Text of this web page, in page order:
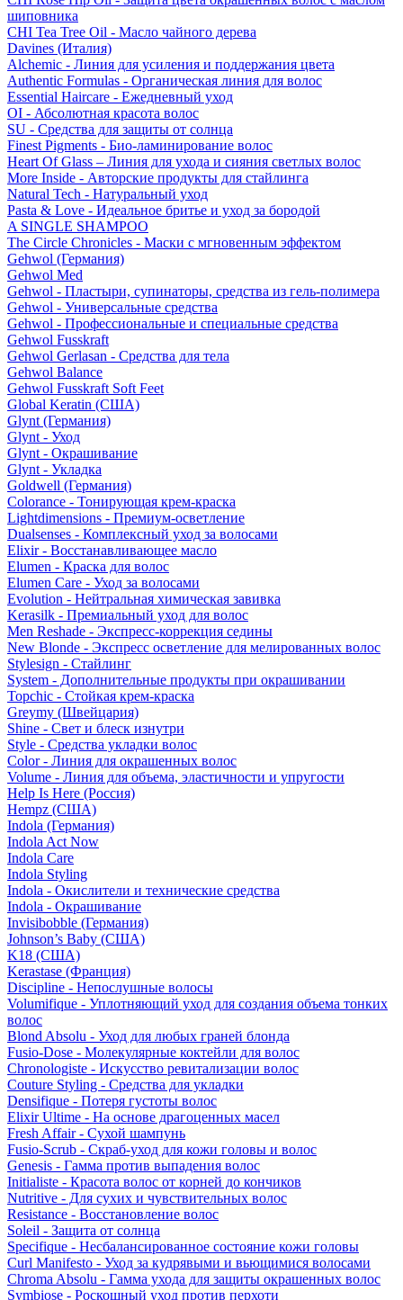
шиповника
CHI Tea Tree Oil - Масло чайного дерева
Davines (Италия)
Alchemic - Линия для усиления и поддержания цвета
Authentic Formulas - Органическая линия для волос
Essential Haircare - Eжедневный уход
OI - Абсолютная красота волос
SU - Средства для защиты от солнца
Finest Pigments - Био-ламинирование волос
Heart Of Glass – Линия для ухода и сияния светлых волос
More Inside - Авторские продукты для стайлинга
Natural Tech - Натуральный уход
Pasta & Love - Идеальное бритье и уход за бородой
A SINGLE SHAMPOO
The Circle Chronicles - Маски с мгновенным эффектом
Gehwol (Германия)
Gehwol Med
Gehwol - Пластыри, супинаторы, средства из гель-полимера
Gehwol - Универсальные средства
Gehwol - Профессиональные и специальные средства
Gehwol Fusskraft
Gehwol Gerlasan - Средства для тела
Gehwol Balance
Gehwol Fusskraft Soft Feet
Global Keratin (США)
Glynt (Германия)
Glynt - Уход
Glynt - Окрашивание
Glynt - Укладка
Goldwell (Германия)
Colorance - Тонирующая крем-краска
Lightdimensions - Премиум-осветление
Dualsenses - Комплексный уход за волосами
Elixir - Восстанавливающее масло
Elumen - Краска для волос
Elumen Care - Уход за волосами
Evolution - Нейтральная химическая завивка
Kerasilk - Премиальный уход для волос
Men Reshade - Экспресс-коррекция седины
New Blonde - Экспресс осветление для мелированных волос
Stylesign - Стайлинг
System - Дополнительные продукты при окрашивании
Topchic - Стойкая крем-краска
Greymy (Швейцария)
Shine - Свет и блеск изнутри
Style - Средства укладки волос
Color - Линия для окрашенных волос
Volume - Линия для объема, эластичности и упругости
Help Is Here (Россия)
Hempz (США)
Indola (Германия)
Indola Act Now
Indola Care
Indola Styling
Indola - Окислители и технические средства
Indola - Окрашивание
Invisibobble (Германия)
Johnson’s Baby (США)
K18 (США)
Kerastase (Франция)
Discipline - Непослушные волосы
Volumifique - Уплотняющий уход для создания объема тонких
волос
Blond Absolu - Уход для любых граней блонда
Fusio-Dose - Молекулярные коктейли для волос
Chronologiste - Искусство ревитализации волос
Couture Styling - Средства для укладки
Densifique - Потеря густоты волос
Elixir Ultime - На основе драгоценных масел
Fresh Affair - Сухой шампунь
Fusio-Scrub - Скраб-уход для кожи головы и волос
Genesis - Гамма против выпадения волос
Initialiste - Красота волос от корней до кончиков
Nutritive - Для сухих и чувствительных волос
Resistance - Восстановление волос
Soleil - Защита от солнца
Specifique - Несбалансированное состояние кожи головы
Curl Manifesto - Уход за кудрявыми и вьющимися волосами
Chroma Absolu - Гамма ухода для защиты окрашенных волос
Symbiose - Роскошный уход против перхоти